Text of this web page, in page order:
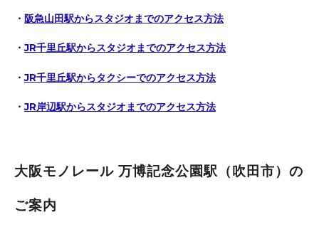
・ 阪急山田駅からスタジオまでのアクセス方法
・JR千里丘駅からスタジオまでのアクセス方法
・JR千里丘駅からタクシーでのアクセス方法
・JR岸辺駅からスタジオまでのアクセス方法
大阪モノレール 万博記念公園駅（吹田市）の
ご案内